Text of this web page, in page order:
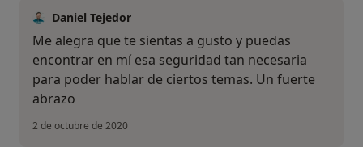
Daniel Tejedor
Me alegra que te sientas a gusto y puedas
encontrar en mí esa seguridad tan necesaria
para poder hablar de ciertos temas. Un fuerte
abrazo
2 de octubre de 2020